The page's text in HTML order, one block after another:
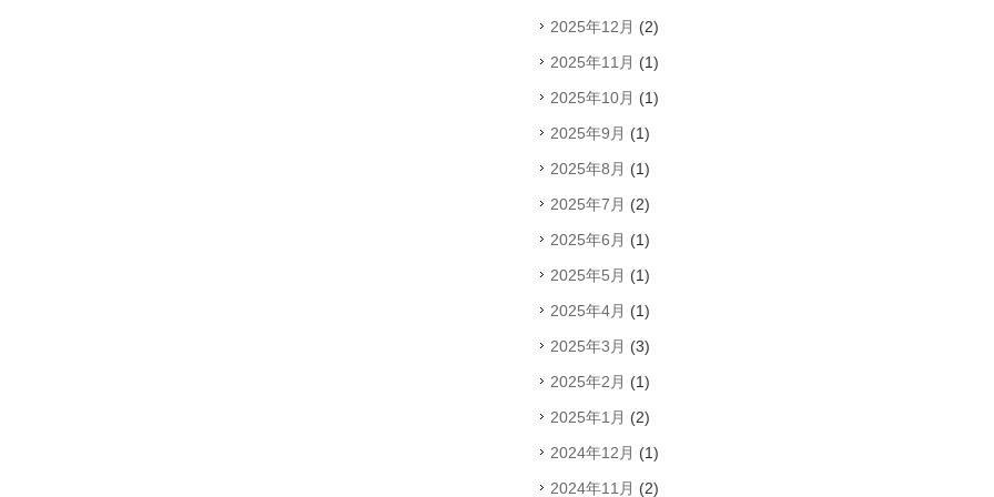
2025年12月 (2)
2025年11月 (1)
2025年10月 (1)
2025年9月 (1)
2025年8月 (1)
2025年7月 (2)
2025年6月 (1)
2025年5月 (1)
2025年4月 (1)
2025年3月 (3)
2025年2月 (1)
2025年1月 (2)
2024年12月 (1)
2024年11月 (2)